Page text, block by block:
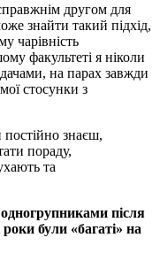
другом для
знайти такий підхід,
чарівність
факультеті я ніколи
на парах завжди
стосунки з
постійно знаєш,
пораду,
та
після
були «багаті» на